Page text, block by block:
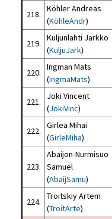
218.
Köhler Andreas
(KöhleAndr)
219.
Kuljunlahti Jarkko
(KuljuJark)
220.
Ingman Mats
(IngmaMats)
221.
Joki Vincent
(JokiVinc)
222.
Girlea Mihai
(GirleMiha)
223.
Abaijon-Nurmisuo
Samuel
(AbaijSamu)
224.
Troitskiy Artem
(TroitArte)